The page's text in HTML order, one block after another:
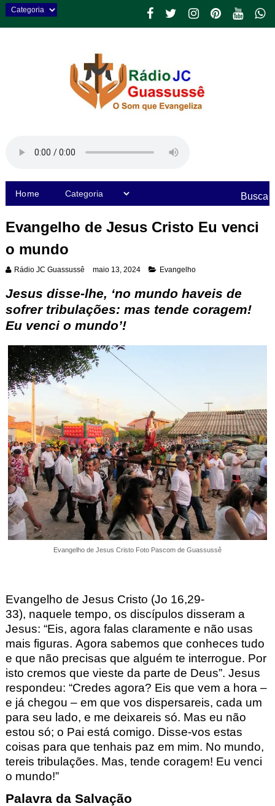
Home Busca
Evangelho de Jesus Cristo Eu venci
o mundo
Rádio JC Guassussê maio 13, 2024 Evangelho
Jesus disse-lhe, ‘no mundo haveis de
sofrer tribulações: mas tende coragem!
Eu venci o mundo’!
Evangelho de Jesus Cristo Foto Pascom de Guassussê
Evangelho de Jesus Cristo (Jo 16,29-
33), naquele tempo, os discípulos disseram a
Jesus: “Eis, agora falas claramente e não usas
mais figuras. Agora sabemos que conheces tudo
e que não precisas que alguém te interrogue. Por
isto cremos que vieste da parte de Deus”. Jesus
respondeu: “Credes agora? Eis que vem a hora –
e já chegou – em que vos dispersareis, cada um
para seu lado, e me deixareis só. Mas eu não
estou só; o Pai está comigo. Disse-vos estas
coisas para que tenhais paz em mim. No mundo,
tereis tribulações. Mas, tende coragem! Eu venci
o mundo!”
Palavra da Salvação